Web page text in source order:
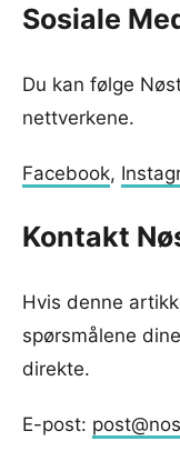
Sosiale
Du kan følge
nettverkene.
Facebook,
Kontakt
Hvis denne
spørsmålene
direkte.
E-post: